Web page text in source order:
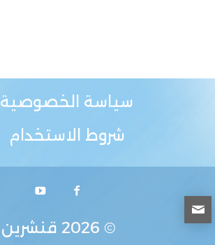
سياسة الخصوصية
شروط الاستخدام
© 2026 قنشرين